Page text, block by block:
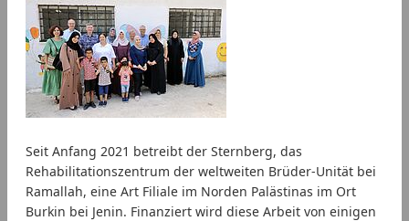
Seit Anfang 2021 betreibt der Sternberg, das
Rehabilitationszentrum der weltweiten Brüder-Unität bei
Ramallah, eine Art Filiale im Norden Palästinas im Ort
Burkin bei Jenin. Finanziert wird diese Arbeit von einigen